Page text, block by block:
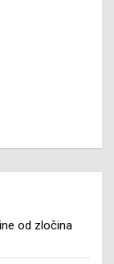
od zločina